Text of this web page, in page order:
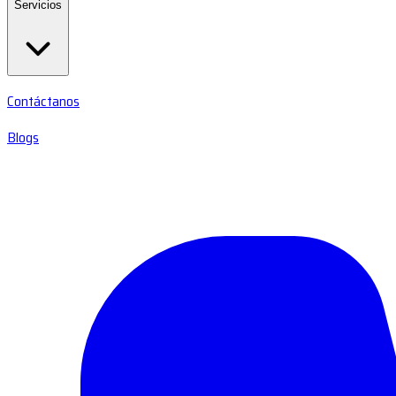
Servicios
Contáctanos
Blogs